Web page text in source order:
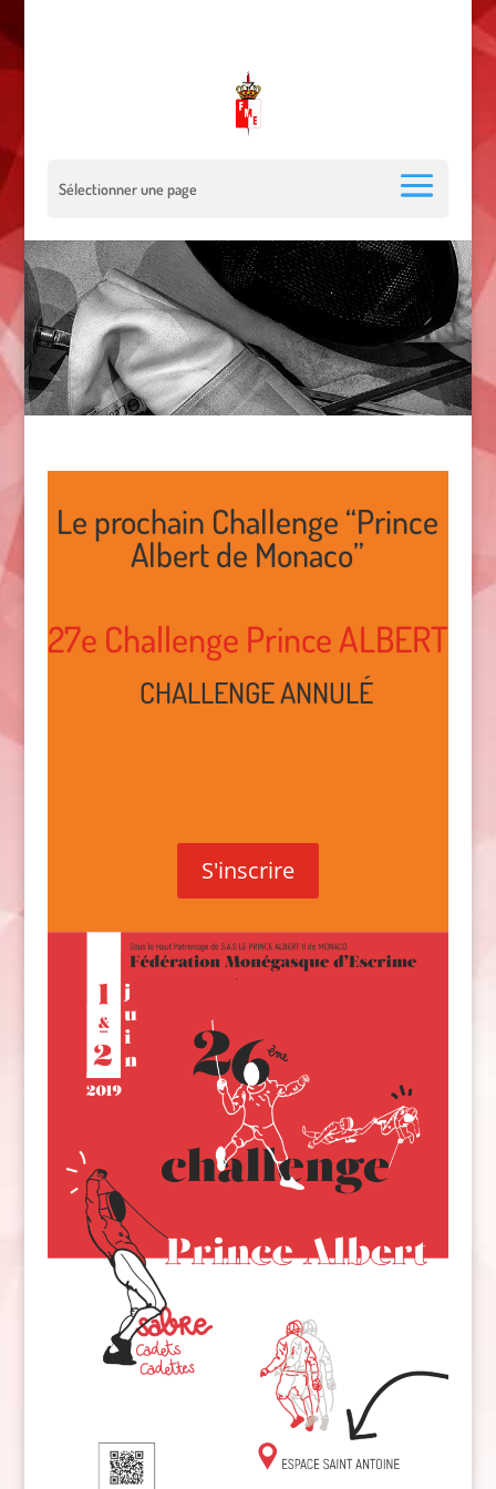
Sélectionner une page
Le prochain Challenge “Prince
Albert de Monaco”
27e Challenge Prince ALBERT
CHALLENGE ANNULÉ
S'inscrire